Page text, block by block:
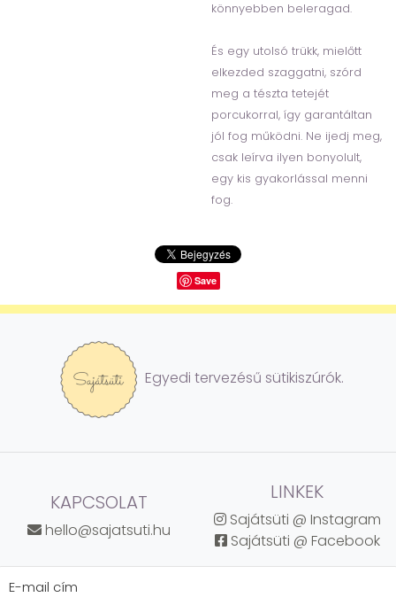
könnyebben beleragad.
És egy utolsó trükk, mielőtt
elkezded szaggatni, szórd
meg a tészta tetejét
porcukorral, így garantáltan
jól fog működni. Ne ijedj meg,
csak leírva ilyen bonyolult,
egy kis gyakorlással menni
fog.
Save
Egyedi tervezésű sütikiszúrók.
KAPCSOLAT
hello@sajatsuti.hu
LINKEK
Sajátsüti @ Instagram
Sajátsüti @ Facebook